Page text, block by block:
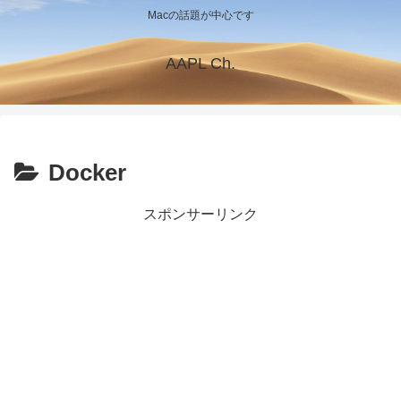
Macの話題が中心です
AAPL Ch.
Docker
スポンサーリンク